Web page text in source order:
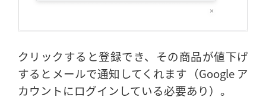
クリックすると登録でき、その商品が値下げ
するとメールで通知してくれます（Google ア
カウントにログインしている必要あり）。